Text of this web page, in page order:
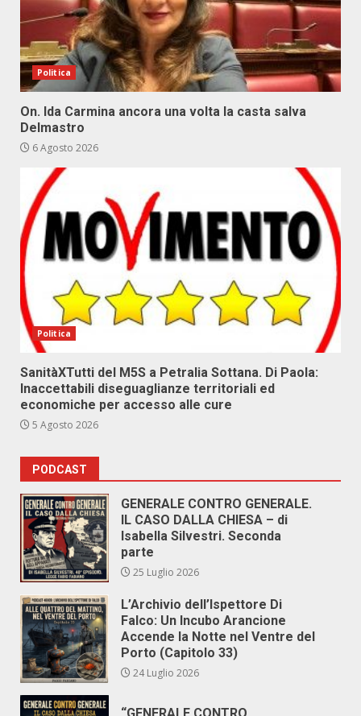
Politica
On. Ida Carmina ancora una volta la casta salva
Delmastro
6 Agosto 2026
Politica
SanitàXTutti del M5S a Petralia Sottana. Di Paola:
Inaccettabili diseguaglianze territoriali ed
economiche per accesso alle cure
5 Agosto 2026
PODCAST
GENERALE CONTRO GENERALE.
IL CASO DALLA CHIESA – di
Isabella Silvestri. Seconda
parte
25 Luglio 2026
L’Archivio dell’Ispettore Di
Falco: Un Incubo Arancione
Accende la Notte nel Ventre del
Porto (Capitolo 33)
24 Luglio 2026